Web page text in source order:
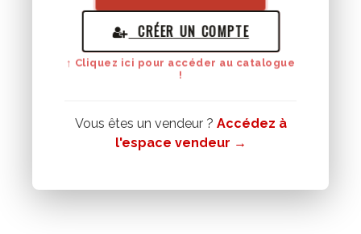
CRÉER UN COMPTE
Vous êtes un vendeur ? Accédez à
l'espace vendeur →